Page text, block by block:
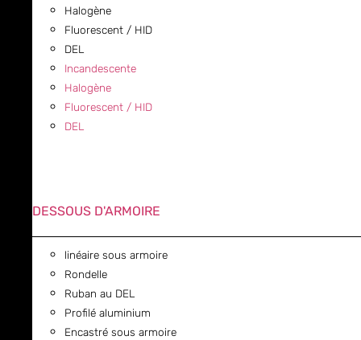
Halogène
Fluorescent / HID
DEL
Incandescente
Halogène
Fluorescent / HID
DEL
DESSOUS D'ARMOIRE
linéaire sous armoire
Rondelle
Ruban au DEL
Profilé aluminium
Encastré sous armoire